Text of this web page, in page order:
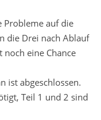
Probleme auf die
die Drei nach Ablauf
eine Chance
ist abgeschlossen.
Teil 1 und 2 sind